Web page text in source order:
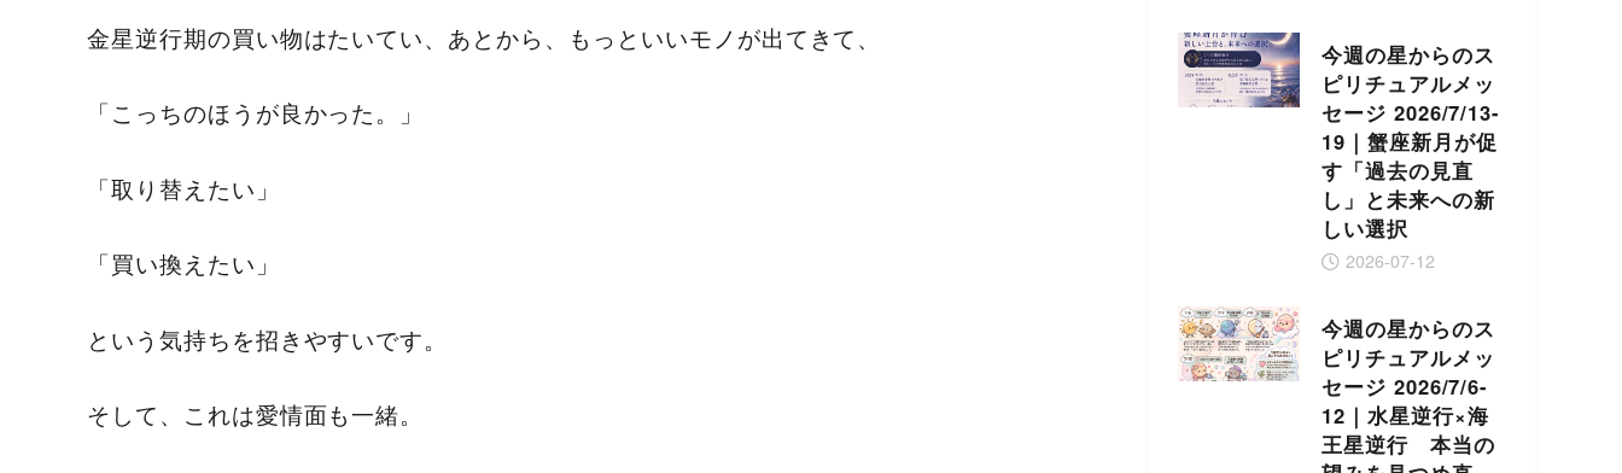
金星逆行期の買い物はたいてい、あとから、もっといいモノが出てきて、
「こっちのほうが良かった。」
「取り替えたい」
「買い換えたい」
という気持ちを招きやすいです。
そして、これは愛情面も一緒。
今週の星からのス
ピリチュアルメッ
セージ 2026/7/13-
19｜蟹座新月が促
す「過去の見直
し」と未来への新
しい選択
2026-07-12
今週の星からのス
ピリチュアルメッ
セージ 2026/7/6-
12｜水星逆行×海
王星逆行 本当の